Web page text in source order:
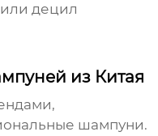
децил
из Китая
шампуни.